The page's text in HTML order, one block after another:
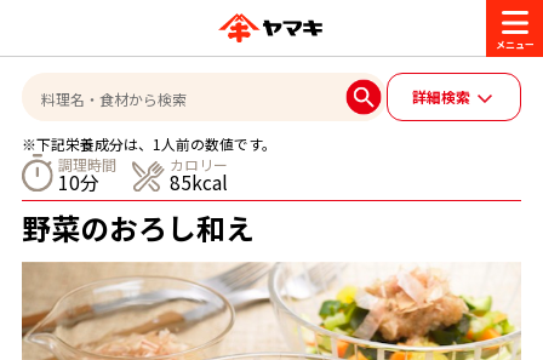
商品情報
ブランド一覧
レシピ
おいしいレシピを探す
おいしいレシピトップ
かつお節・だしを楽しむ
かつお節・だしを知る
CM・キャンペーン
詳細検索
※下記栄養成分は、1人前の数値です。
調理時間
10分
カロリー
85kcal
野菜のおろし和え